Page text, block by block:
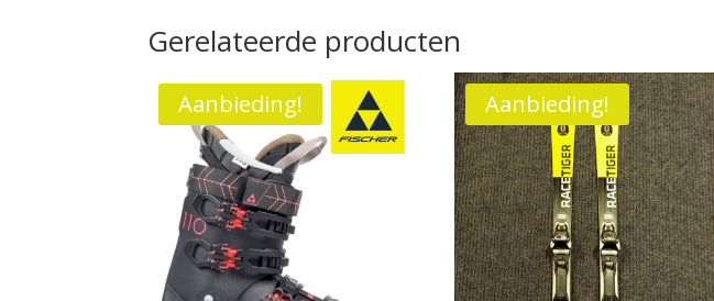
Gerelateerde producten
Aanbieding! Aanbieding!